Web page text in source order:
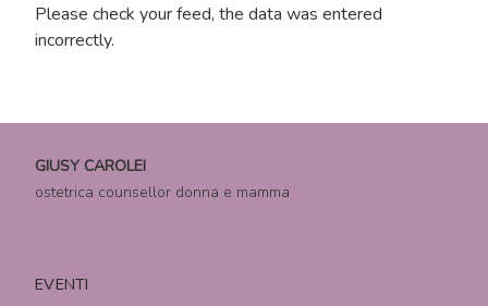
Please check your feed, the data was entered
incorrectly.
GIUSY CAROLEI
ostetrica counsellor donna e mamma
EVENTI